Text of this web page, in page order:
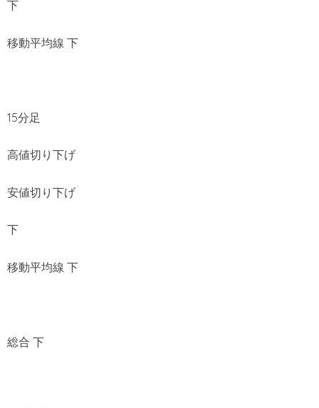
下
移動平均線 下
15分足
高値切り下げ
安値切り下げ
下
移動平均線 下
総合 下